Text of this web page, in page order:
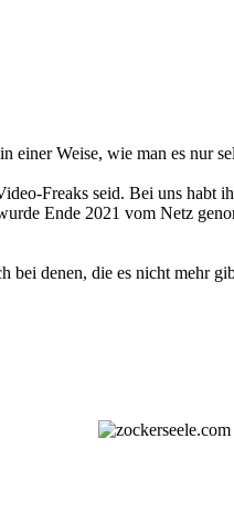
einer Weise, wie man es nur
Freaks seid. Bei uns
Ende 2021 vom Netz
bei denen, die es nicht mehr